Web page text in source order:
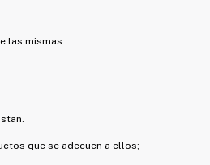
las mismas.
que se adecuen a ellos;